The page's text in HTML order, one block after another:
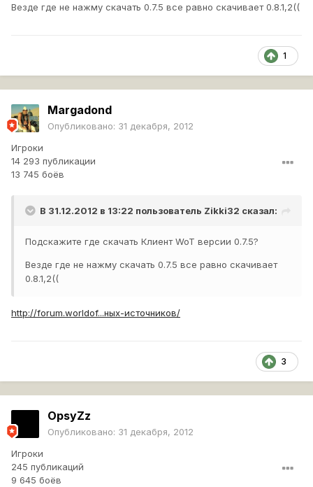
Везде где не нажму скачать 0.7.5 все равно скачивает 0.8.1,2((
1
Margadond
Опубликовано: 31 декабря, 2012
Игроки
14 293 публикации
13 745 боёв
В 31.12.2012 в 13:22 пользователь Zikki32 сказал:
Подскажите где скачать Клиент WoT версии 0.7.5?
Везде где не нажму скачать 0.7.5 все равно скачивает
0.8.1,2((
http://forum.worldof...ных-источников/
3
OpsyZz
Опубликовано: 31 декабря, 2012
Игроки
245 публикаций
9 645 боёв